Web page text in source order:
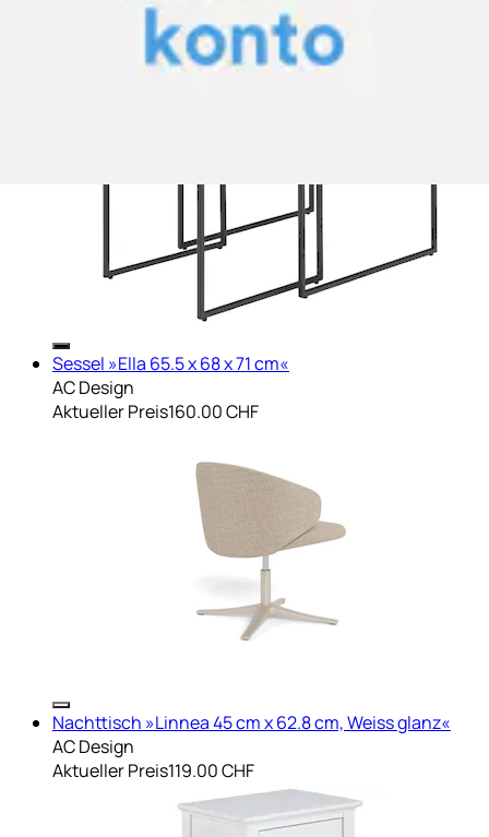
Aktueller Preis50.90 CHF
Sessel »Ella 65.5 x 68 x 71 cm«
AC Design
Aktueller Preis160.00 CHF
Nachttisch »Linnea 45 cm x 62.8 cm, Weiss glanz«
AC Design
Aktueller Preis119.00 CHF